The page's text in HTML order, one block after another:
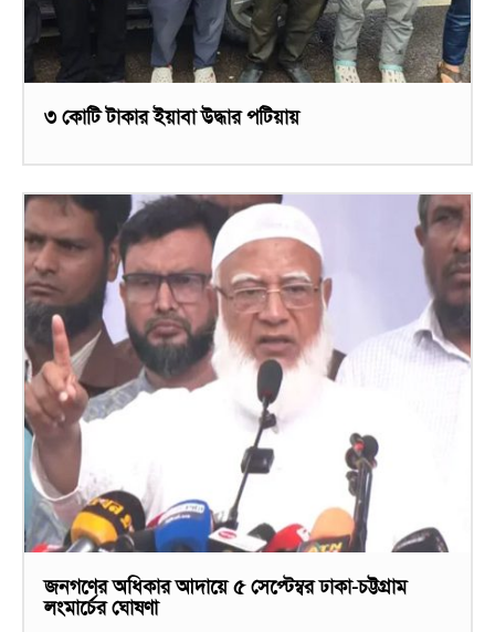
৩ কোটি টাকার ইয়াবা উদ্ধার পটিয়ায়
জনগণের অধিকার আদায়ে ৫ সেপ্টেম্বর ঢাকা-চট্টগ্রাম
লংমার্চের ঘোষণা